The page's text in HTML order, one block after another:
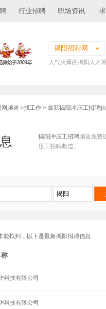
行业招聘 职场资讯
揭阳招聘网
人气火爆的揭阳人才
频道 >找工作 > 最新揭阳冲压工招聘
揭阳冲压工招聘频道免费
压工招聘频道。
能找到，以下是最新揭阳招聘信息
科技有限公司
科技有限公司